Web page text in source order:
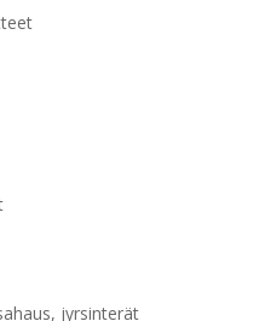
jyrsinterät